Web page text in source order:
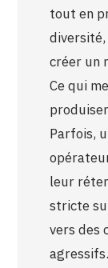
tout en
créer un
Ce qui
Parfois,
leur
stricte
vers des